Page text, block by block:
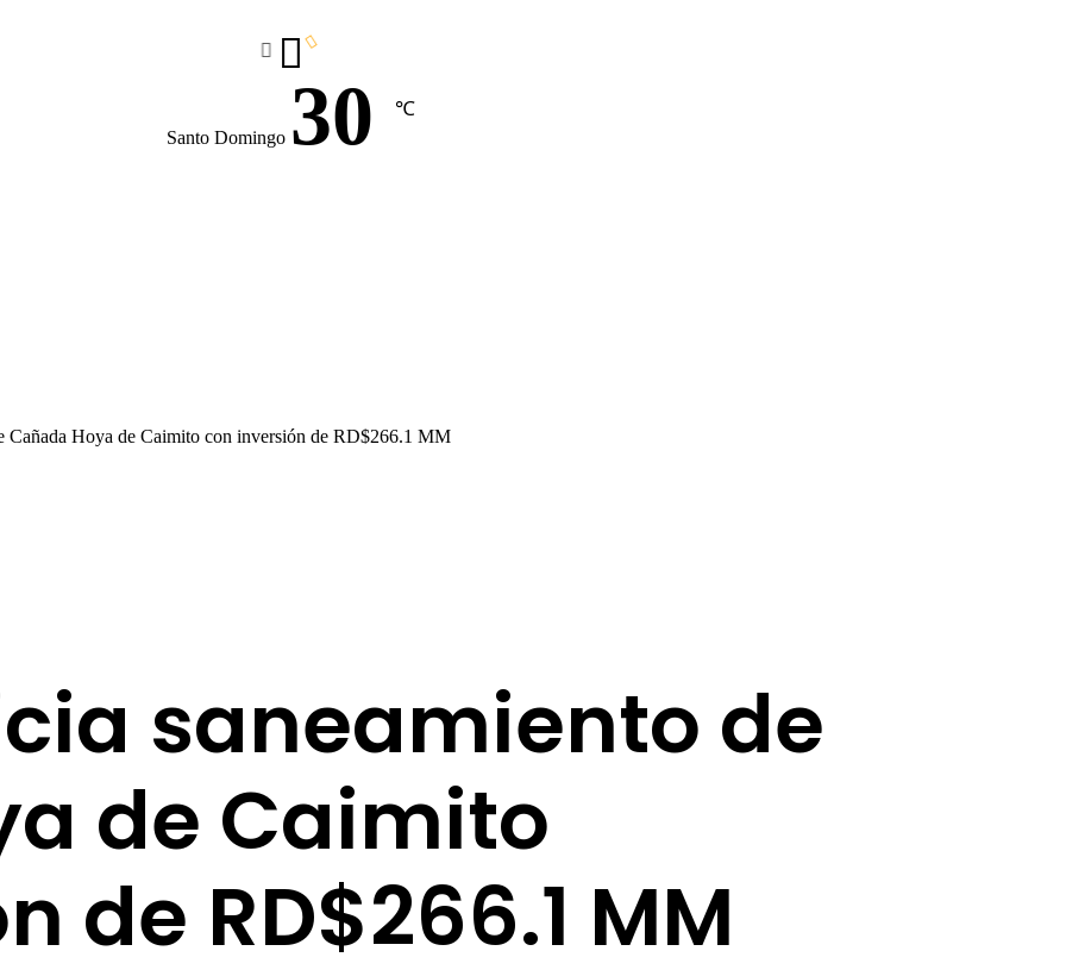
Santo Domingo 30 ℃
Cañada Hoya de Caimito con inversión de RD$266.1 MM
saneamiento de
de Caimito
de RD$266.1 MM